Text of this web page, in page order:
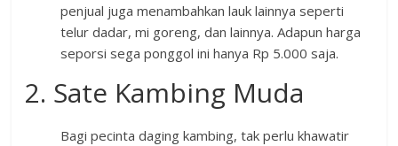
penjual juga menambahkan lauk lainnya seperti
telur dadar, mi goreng, dan lainnya. Adapun harga
seporsi sega ponggol ini hanya Rp 5.000 saja.
2. Sate Kambing Muda
Bagi pecinta daging kambing, tak perlu khawatir